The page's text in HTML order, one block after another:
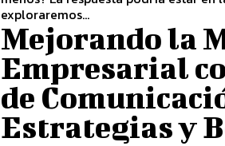
exploraremos...
Mejorando la
Empresarial
de
Estrategias y